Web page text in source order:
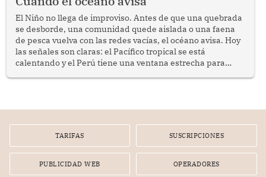
El Niño no llega de improviso. Antes de que una quebrada
se desborde, una comunidad quede aislada o una faena
de pesca vuelva con las redes vacías, el océano avisa. Hoy
las señales son claras: el Pacífico tropical se está
calentando y el Perú tiene una ventana estrecha para
TARIFAS SUSCRIPCIONES
PUBLICIDAD WEB OPERADORES